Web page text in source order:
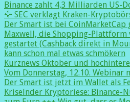
Binance zahlt 4,3 Milliarden US-
🦅 SEC verklagt Kraken-
Der Smart ist bei CoinMarketCap
Maxwell, die Shopping-
gestartet (Cashback direkt in
kann schon mal etwas schmökern
Kurznews Oktober und
Vom Donnerstag, 12.10. Webinar
Der Smart ist jetzt im Wallet als
Kriselnder Kryptoriese: Binance-